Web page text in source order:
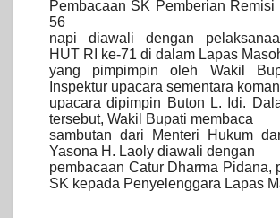
Pembacaan SK Pemberian Remisi
56
napi diawali dengan
HUT RI ke-71 di dalam Lapas
yang pimpimpin oleh Wakil
Inspektur upacara sementara
upacara dipimpin Buton L. Idi.
tersebut, Wakil Bupati membaca
sambutan dari Menteri Hukum
Yasona H. Laoly diawali dengan
pembacaan Catur Dharma Pidana,
SK kepada Penyelenggara Lapas